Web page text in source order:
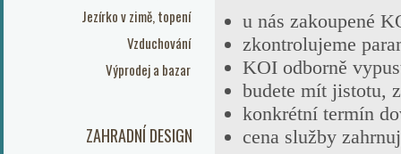
Jezírko v zimě, topení
Vzduchování
Výprodej a bazar
ZAHRADNÍ DESIGN
u nás zakoupené
zkontrolujeme
KOI odborně
budete mít jistotu,
konkrétní termín
cena služby